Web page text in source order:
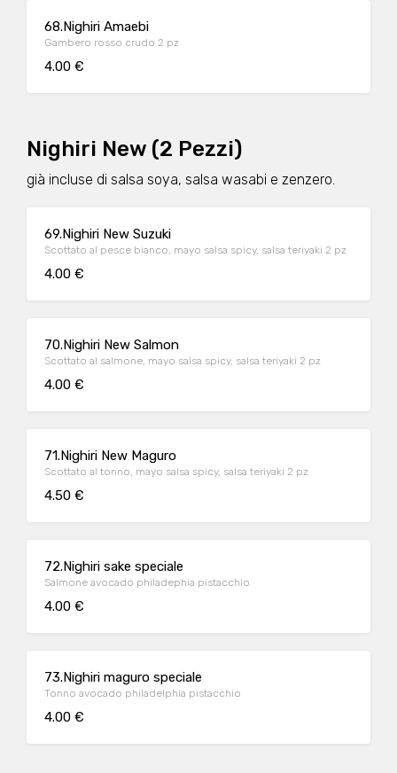
68.Nighiri Amaebi
Gambero rosso crudo 2 pz
4.00 €
Nighiri New (2 Pezzi)
già incluse di salsa soya, salsa wasabi e zenzero.
69.Nighiri New Suzuki
Scottato al pesce bianco, mayo salsa spicy, salsa teriyaki 2 pz
4.00 €
70.Nighiri New Salmon
Scottato al salmone, mayo salsa spicy, salsa teriyaki 2 pz
4.00 €
71.Nighiri New Maguro
Scottato al tonno, mayo salsa spicy, salsa teriyaki 2 pz
4.50 €
72.Nighiri sake speciale
Salmone avocado philadephia pistacchio
4.00 €
73.Nighiri maguro speciale
Tonno avocado philadelphia pistacchio
4.00 €